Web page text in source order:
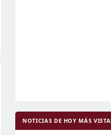
NOTICIAS DE HOY MÁS